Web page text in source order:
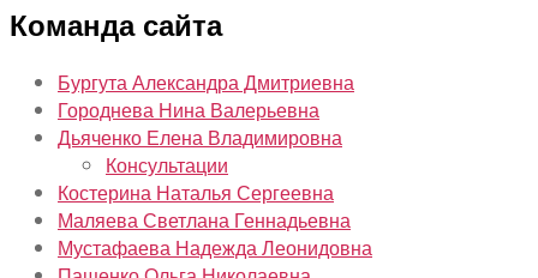
Команда сайта
Бургута Александра Дмитриевна
Городнева Нина Валерьевна
Дьяченко Елена Владимировна
Консультации
Костерина Наталья Сергеевна
Маляева Светлана Геннадьевна
Мустафаева Надежда Леонидовна